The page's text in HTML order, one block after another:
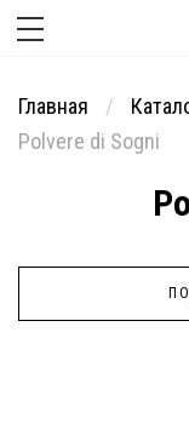
Главная
Polvere di Sogni